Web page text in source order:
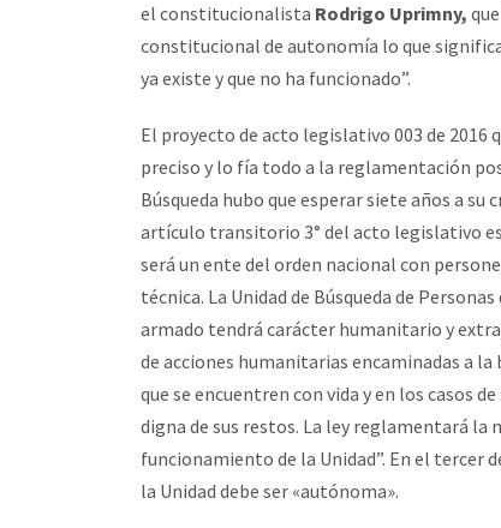
el constitucionalista Rodrigo Uprimny, que
constitucional de autonomía lo que
ya existe y que no ha funcionado”.
El proyecto de acto legislativo 003 de 2016
preciso y lo fía todo a la reglamentación
Búsqueda hubo que esperar siete años a
artículo transitorio 3° del acto legislativo
será un ente del orden nacional con
técnica. La Unidad de Búsqueda de
armado tendrá carácter humanitario y
de acciones humanitarias encaminadas a la
que se encuentren con vida y en los casos
digna de sus restos. La ley reglamentará
funcionamiento de la Unidad”. En el tercer
la Unidad debe ser «autónoma».